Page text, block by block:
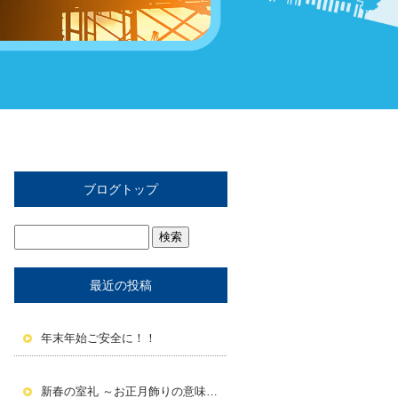
ブログトップ
最近の投稿
年末年始ご安全に！！
新春の室礼 ～お正月飾りの意味と活かし方～